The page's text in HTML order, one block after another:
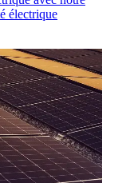
électrique